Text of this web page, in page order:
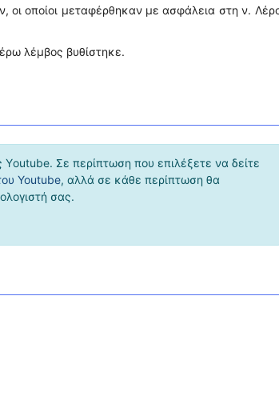
οι οποίοι μεταφέρθηκαν με ασφάλεια στη ν.
λέμβος βυθίστηκε.
Σε περίπτωση που επιλέξετε να δείτε
Youtube, αλλά σε κάθε περίπτωση θα
σας.